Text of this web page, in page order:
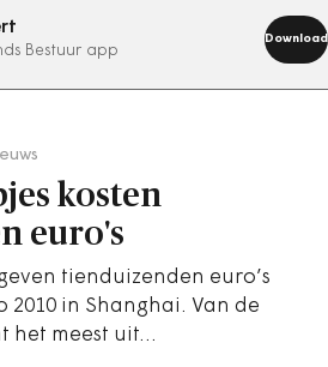
Bestuur app
Download
nu
kosten
euro's
tienduizenden euro’s
2010 in Shanghai. Van de
het meest uit…